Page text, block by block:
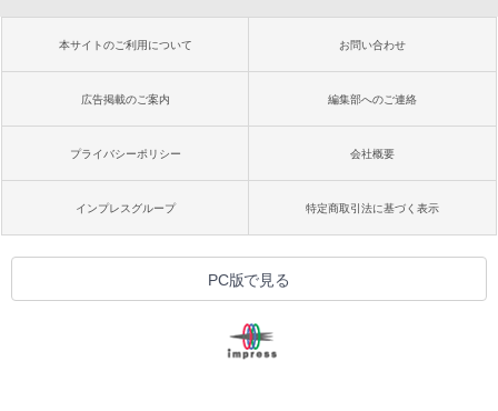
本サイトのご利用について お問い合わせ
広告掲載のご案内 編集部へのご連絡
プライバシーポリシー 会社概要
インプレスグループ 特定商取引法に基づく表示
PC版で見る